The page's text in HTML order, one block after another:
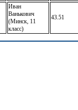
Иван
Ванькович
(Минск, 11
класс)
43.51